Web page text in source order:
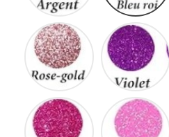
Rose
gold
Fuschia